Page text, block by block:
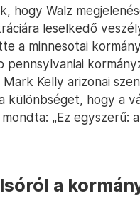
hogy Walz
leselkedő
a minnesotai
pennsylvaniai
Mark Kelly arizonai
különbséget, hogy a
„Ez
a